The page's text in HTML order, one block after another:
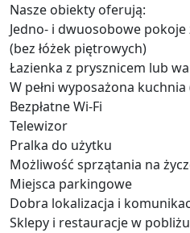
Nasze obiekty oferują:
Jedno- i dwuosobowe pokoje
(bez łóżek piętrowych)
Łazienka z prysznicem lub
W pełni wyposażona
Bezpłatne Wi-Fi
Telewizor
Pralka do użytku
Możliwość sprzątania na
Miejsca parkingowe
Dobra lokalizacja i
Sklepy i restauracje w pobliżu